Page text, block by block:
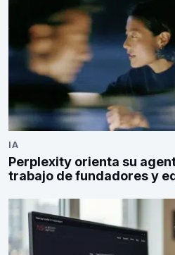
IA
Perplexity orienta su
trabajo de fundadores y